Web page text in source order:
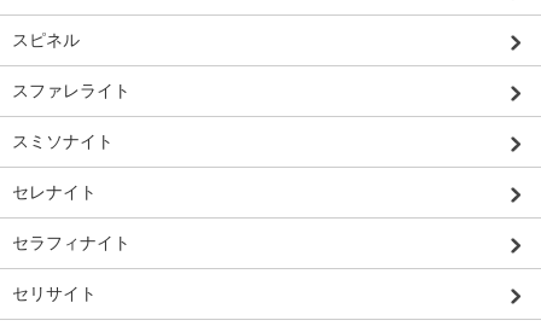
スピネル
スファレライト
スミソナイト
セレナイト
セラフィナイト
セリサイト